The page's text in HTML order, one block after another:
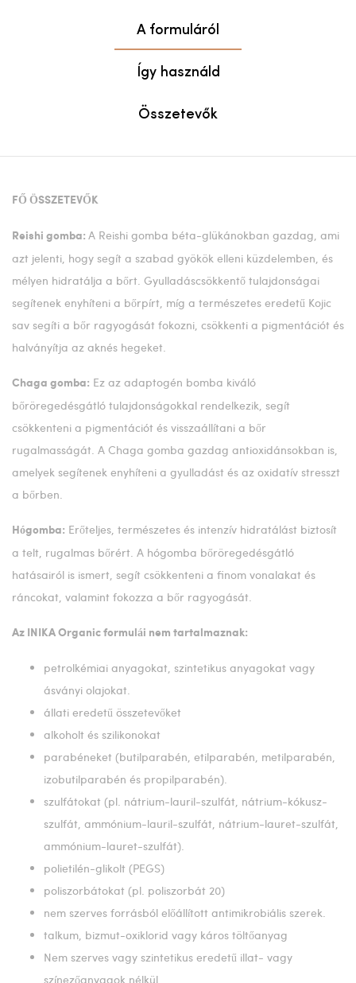
A formuláról
Így használd
Összetevők
FŐ ÖSSZETEVŐK
Reishi gomba: A Reishi gomba béta-glükánokban gazdag, ami
azt jelenti, hogy segít a szabad gyökök elleni küzdelemben, és
mélyen hidratálja a bőrt. Gyulladáscsökkentő tulajdonságai
segítenek enyhíteni a bőrpírt, míg a természetes eredetű Kojic
sav segíti a bőr ragyogását fokozni, csökkenti a pigmentációt és
halványítja az aknés hegeket.
Chaga gomba: Ez az adaptogén bomba kiváló
bőröregedésgátló tulajdonságokkal rendelkezik, segít
csökkenteni a pigmentációt és visszaállítani a bőr
rugalmasságát. A Chaga gomba gazdag antioxidánsokban is,
amelyek segítenek enyhíteni a gyulladást és az oxidatív stresszt
a bőrben.
Hógomba: Erőteljes, természetes és intenzív hidratálást biztosít
a telt, rugalmas bőrért. A hógomba bőröregedésgátló
hatásairól is ismert, segít csökkenteni a finom vonalakat és
ráncokat, valamint fokozza a bőr ragyogását.
Az INIKA Organic formulái nem tartalmaznak:
petrolkémiai anyagokat, szintetikus anyagokat vagy
ásványi olajokat.
állati eredetű összetevőket
alkoholt és szilikonokat
parabéneket (butilparabén, etilparabén, metilparabén,
izobutilparabén és propilparabén).
szulfátokat (pl. nátrium-lauril-szulfát, nátrium-kókusz-
szulfát, ammónium-lauril-szulfát, nátrium-lauret-szulfát,
ammónium-lauret-szulfát).
polietilén-glikolt (PEGS)
poliszorbátokat (pl. poliszorbát 20)
nem szerves forrásból előállított antimikrobiális szerek.
talkum, bizmut-oxiklorid vagy káros töltőanyag
Nem szerves vagy szintetikus eredetű illat- vagy
színezőanyagok nélkül